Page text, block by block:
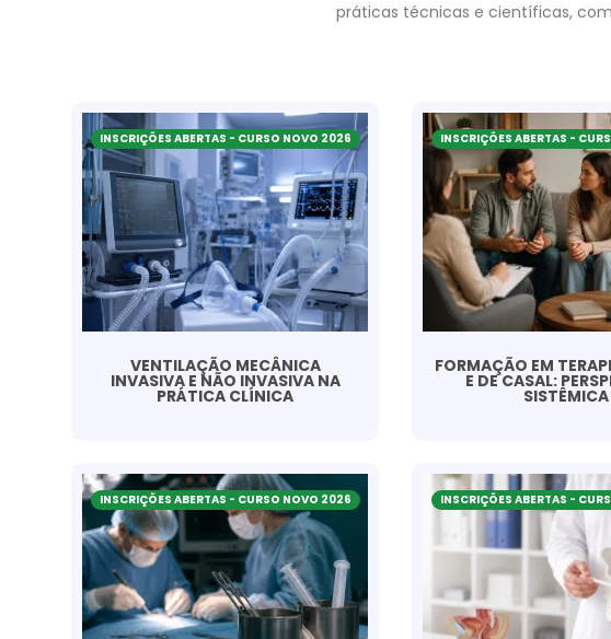
práticas técnicas e científicas,
INSCRIÇÕES ABERTAS - CURSO NOVO 2026
VENTILAÇÃO MECÂNICA
INVASIVA E NÃO INVASIVA NA
PRÁTICA CLÍNICA
INSCRIÇÕES ABERTAS -
FORMAÇÃO EM
E DE CASAL:
SISTÊMICA
INSCRIÇÕES ABERTAS - CURSO NOVO 2026 INSCRIÇÕES ABERTAS -